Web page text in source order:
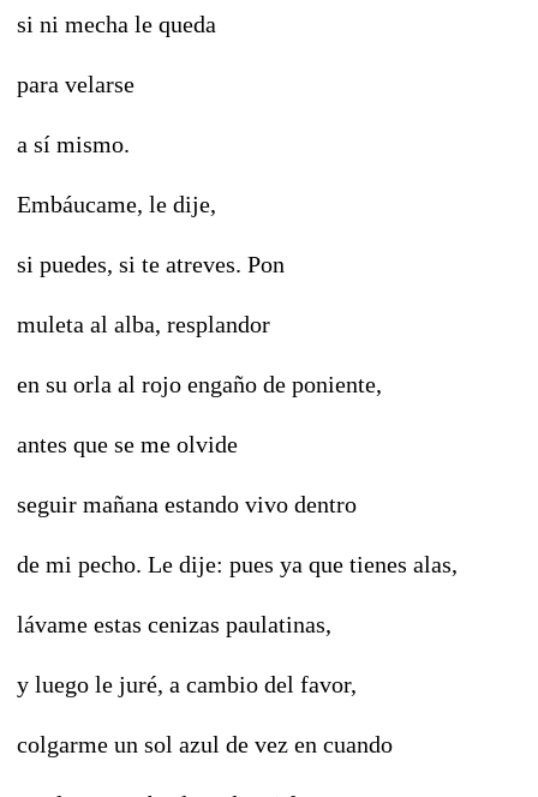
si ni mecha le queda
para velarse
a sí mismo.
Embáucame, le dije,
si puedes, si te atreves. Pon
muleta al alba, resplandor
en su orla al rojo engaño de poniente,
antes que se me olvide
seguir mañana estando vivo dentro
de mi pecho. Le dije: pues ya que tienes alas,
lávame estas cenizas paulatinas,
y luego le juré, a cambio del favor,
colgarme un sol azul de vez en cuando